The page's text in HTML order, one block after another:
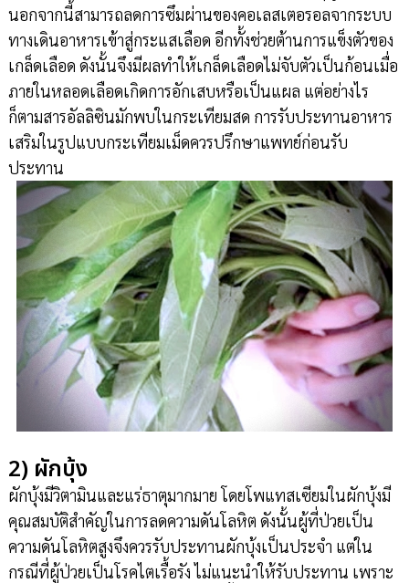
นอกจากนี้สามารถลดการซึมผ่านของคอเลสเตอรอลจากระบบ
ทางเดินอาหารเข้าสู่กระแสเลือด อีกทั้งช่วยต้านการแข็งตัวของ
เกล็ดเลือด ดังนั้นจึงมีผลทำให้เกล็ดเลือดไม่จับตัวเป็นก้อนเมื่อ
ภายในหลอดเลือดเกิดการอักเสบหรือเป็นแผล แต่อย่างไร
ก็ตามสารอัลลิซินมักพบในกระเทียมสด การรับประทานอาหาร
เสริมในรูปแบบกระเทียมเม็ดควรปรึกษาแพทย์ก่อนรับ
ประทาน
2) ผักบุ้ง
ผักบุ้งมีวิตามินและแร่ธาตุมากมาย โดยโพแทสเซียมในผักบุ้งมี
คุณสมบัติสำคัญในการลดความดันโลหิต ดังนั้นผู้ที่ป่วยเป็น
ความดันโลหิตสูงจึงควรรับประทานผักบุ้งเป็นประจำ แต่ใน
กรณีที่ผู้ป่วยเป็นโรคไตเรื้อรัง ไม่แนะนำให้รับประทาน เพราะ